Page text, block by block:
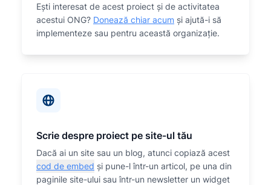
Eşti interesat de acest proiect și de activitatea
acestui ONG? Donează chiar acum și ajută-i să
implementeze sau pentru această organizaţie.
Scrie despre proiect pe site-ul tău
Dacă ai un site sau un blog, atunci copiază acest
cod de embed și pune-l într-un articol, pe una din
paginile site-ului sau într-un newsletter un widget